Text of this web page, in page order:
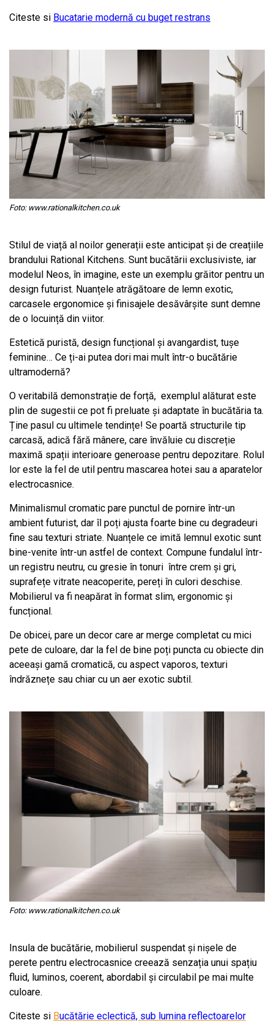
Citeste si Bucatarie modernă cu buget restrans
Foto: www.rationalkitchen.co.uk
Stilul de viață al noilor generații este anticipat și de creațiile
brandului Rational Kitchens. Sunt bucătării exclusiviste, iar
modelul Neos, în imagine, este un exemplu grăitor pentru un
design futurist. Nuanțele atrăgătoare de lemn exotic,
carcasele ergonomice și finisajele desăvârșite sunt demne
de o locuință din viitor.
Estetică puristă, design funcțional și avangardist, tușe
feminine… Ce ți-ai putea dori mai mult într-o bucătărie
ultramodernă?
O veritabilă demonstrație de forță, exemplul alăturat este
plin de sugestii ce pot fi preluate și adaptate în bucătăria ta.
Ține pasul cu ultimele tendințe! Se poartă structurile tip
carcasă, adică fără mânere, care învăluie cu discreție
maximă spații interioare generoase pentru depozitare. Rolul
lor este la fel de util pentru mascarea hotei sau a aparatelor
electrocasnice.
Minimalismul cromatic pare punctul de pornire într-un
ambient futurist, dar îl poți ajusta foarte bine cu degradeuri
fine sau texturi striate. Nuanțele ce imită lemnul exotic sunt
bine-venite într-un astfel de context. Compune fundalul într-
un registru neutru, cu gresie în tonuri între crem și gri,
suprafețe vitrate neacoperite, pereți în culori deschise.
Mobilierul va fi neapărat în format slim, ergonomic și
funcțional.
De obicei, pare un decor care ar merge completat cu mici
pete de culoare, dar la fel de bine poți puncta cu obiecte din
aceeași gamă cromatică, cu aspect vaporos, texturi
îndrăznețe sau chiar cu un aer exotic subtil.
Foto: www.rationalkitchen.co.uk
Insula de bucătărie, mobilierul suspendat și nișele de
perete pentru electrocasnice creează senzația unui spațiu
fluid, luminos, coerent, abordabil și circulabil pe mai multe
culoare.
Citeste si Bucătărie eclectică, sub lumina reflectoarelor